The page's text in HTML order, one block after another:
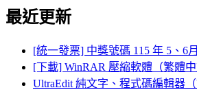
最近更新
[統一發票] 中獎號碼 115 年 5、6月
[下載] WinRAR 壓縮軟體（繁體中
UltraEdit 純文字、程式碼編輯器